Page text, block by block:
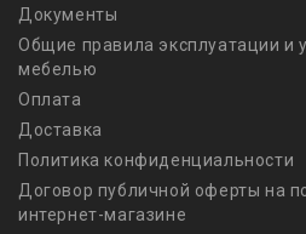
Документы
Общие правила эксплуатации и
мебелью
Оплата
Доставка
Политика конфиденциальности
Договор публичной оферты на
интернет-магазине